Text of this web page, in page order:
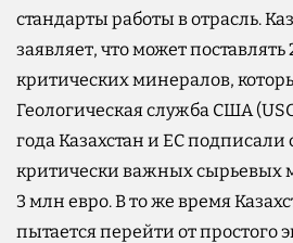
стандарты работы в отрасль.
заявляет, что может поставлять
критических минералов,
Геологическая служба США
года Казахстан и ЕС подписали
критически важных сырьевых
3 млн евро. В то же время
пытается перейти от простого